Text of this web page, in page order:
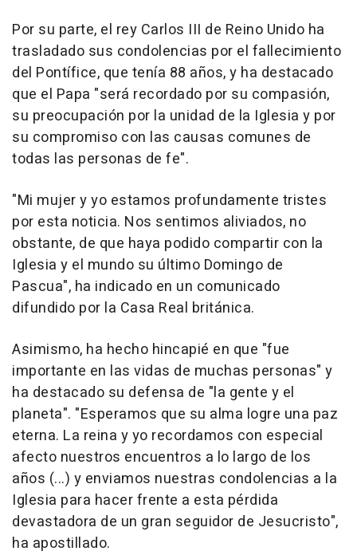
Por su parte, el rey Carlos III de Reino Unido ha
trasladado sus condolencias por el fallecimiento
del Pontífice, que tenía 88 años, y ha destacado
que el Papa "será recordado por su compasión,
su preocupación por la unidad de la Iglesia y por
su compromiso con las causas comunes de
todas las personas de fe".
"Mi mujer y yo estamos profundamente tristes
por esta noticia. Nos sentimos aliviados, no
obstante, de que haya podido compartir con la
Iglesia y el mundo su último Domingo de
Pascua", ha indicado en un comunicado
difundido por la Casa Real británica.
Asimismo, ha hecho hincapié en que "fue
importante en las vidas de muchas personas" y
ha destacado su defensa de "la gente y el
planeta". "Esperamos que su alma logre una paz
eterna. La reina y yo recordamos con especial
afecto nuestros encuentros a lo largo de los
años (...) y enviamos nuestras condolencias a la
Iglesia para hacer frente a esta pérdida
devastadora de un gran seguidor de Jesucristo",
ha apostillado.